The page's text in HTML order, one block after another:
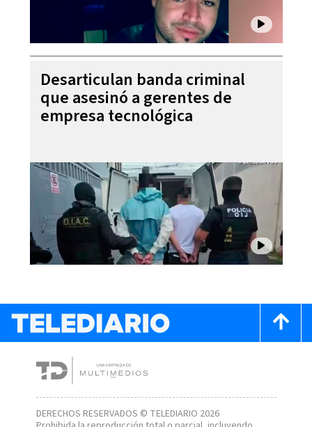
Desarticulan banda criminal
que asesinó a gerentes de
empresa tecnológica
DERECHOS RESERVADOS © TELEDIARIO 2026